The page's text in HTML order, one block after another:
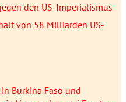
den US-Imperialismus
von 58 Milliarden US-
Burkina Faso und